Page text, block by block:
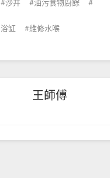
沙井 油污食物廚餘
浴缸 維修水喉
王師傅